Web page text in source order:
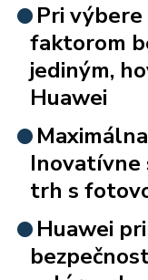
Pri výbere
faktorom
jediným,
Huawei
Inovatívne
trh s
Huawei